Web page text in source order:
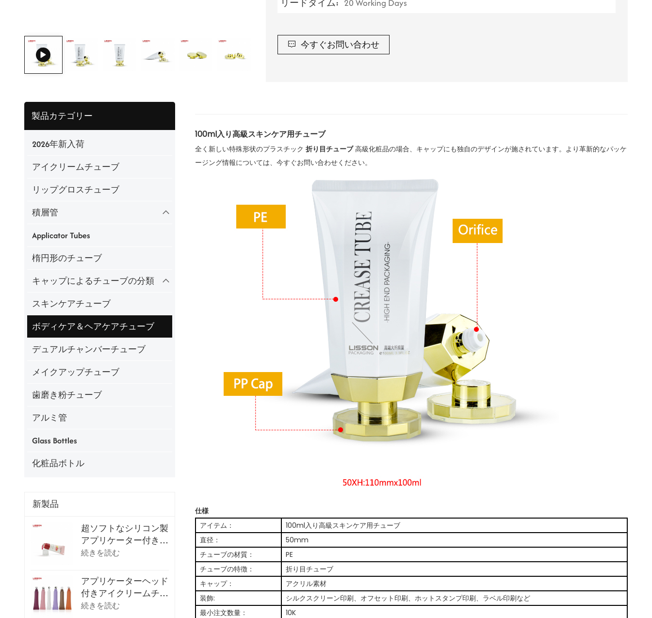
リードタイム: 20 Working Days
今すぐお問い合わせ
製品カテゴリー
2026年新入荷
アイクリームチューブ
リップグロスチューブ
積層管
Applicator Tubes
楕円形のチューブ
キャップによるチューブの分類
スキンケアチューブ
ボディケア＆ヘアケアチューブ
デュアルチャンバーチューブ
メイクアップチューブ
歯磨き粉チューブ
アルミ管
Glass Bottles
化粧品ボトル
新製品
超ソフトなシリコン製
アプリケーター付きリ
ップグロスチューブ
続きを読む
アプリケーターヘッド
付きアイクリームチュ
ーブパッケージシリー
続きを読む
100ml入り高級スキンケア用チューブ
全く新しい特殊形状のプラスチック 折り目チューブ高級化粧品の場合、キャップにも独自のデザインが施されています。より革新的なパッケ
ージング情報については、今すぐお問い合わせください。
仕様
アイテム：
100ml入り高級スキンケア用チューブ
直径：
50mm
チューブの材質：
PE
チューブの特徴：
折り目チューブ
キャップ：
アクリル素材
装飾:
シルクスクリーン印刷、オフセット印刷、ホットスタンプ印刷、ラベル印刷など
最小注文数量：
10K